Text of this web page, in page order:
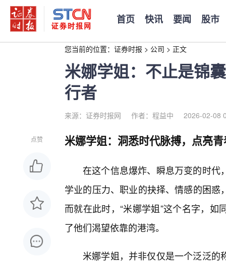
首页 快讯 要闻 股市
您当前的位置： 证券时报 > 公司 > 正文
米娜学姐：不止是锦
行者
来源：证券时报网 作者：程益中 2026-02-08
点赞 米娜学姐：洞悉时代脉搏，点亮
在这个信息爆炸、瞬息万变的时代
学业的压力、职业的抉择、情感的困
而就在此时，“米娜学姐”这个名字，
了他们渴望依靠的港湾。
米娜学姐，并非仅仅是一个泛泛